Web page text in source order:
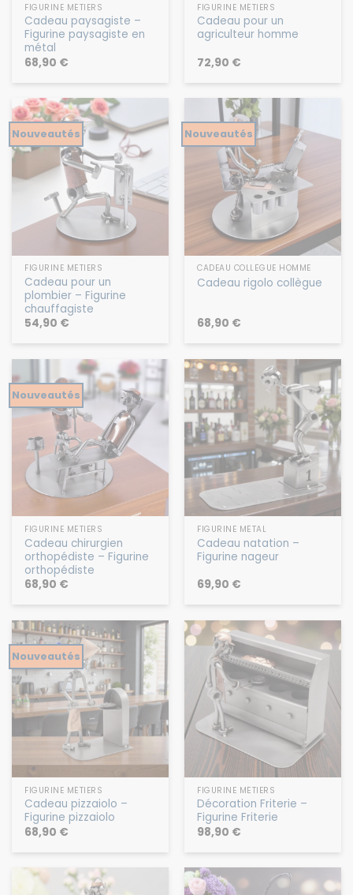
FIGURINE MÉTIERS
Cadeau paysagiste –
Figurine paysagiste en
métal
68,90 €
FIGURINE MÉTIERS
Cadeau pour un
agriculteur homme
72,90 €
Nouveautés
FIGURINE MÉTIERS
Cadeau pour un
plombier – Figurine
chauffagiste
54,90 €
Nouveautés
CADEAU COLLÈGUE HOMME
Cadeau rigolo collègue
68,90 €
Nouveautés
FIGURINE MÉTIERS
Cadeau chirurgien
orthopédiste – Figurine
orthopédiste
68,90 €
FIGURINE MÉTAL
Cadeau natation –
Figurine nageur
69,90 €
Nouveautés
FIGURINE MÉTIERS
Cadeau pizzaiolo –
Figurine pizzaiolo
68,90 €
FIGURINE MÉTIERS
Décoration Friterie –
Figurine Friterie
98,90 €